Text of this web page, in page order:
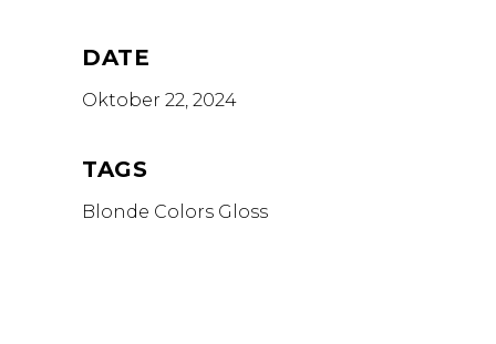
DATE
Oktober 22, 2024
TAGS
Blonde Colors Gloss